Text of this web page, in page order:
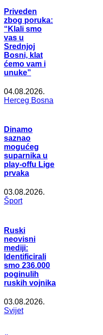
Priveden
zbog poruka:
“Klali smo
vas u
Srednjoj
Bosni, klat
ćemo vam i
unuke”
04.08.2026.
Herceg Bosna
Dinamo
saznao
mogućeg
suparnika u
play-offu Lige
prvaka
03.08.2026.
Šport
Ruski
neovisni
mediji:
Identificirali
smo 236.000
poginulih
ruskih vojnika
03.08.2026.
Svijet